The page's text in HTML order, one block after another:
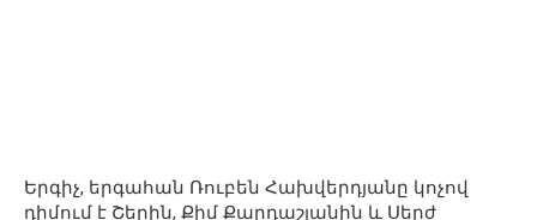
Երգիչ, երգահան Ռուբեն Հախվերդյանը կոչով
դիմում է Շերին, Քիմ Քարդաշյանին և Սերժ